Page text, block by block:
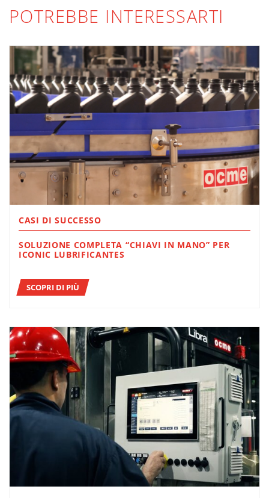
POTREBBE INTERESSARTI
CASI DI SUCCESSO
SOLUZIONE COMPLETA “CHIAVI IN MANO” PER
ICONIC LUBRIFICANTES
SCOPRI DI PIÙ